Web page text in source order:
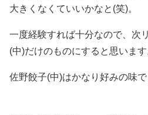
大きくなくていいかなと(笑)。
一度経験すれば十分なので、次
(中)だけのものにすると思います
佐野餃子(中)はかなり好みの味で